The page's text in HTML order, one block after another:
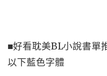
■好看耽美BL小說書單
以下藍色字體